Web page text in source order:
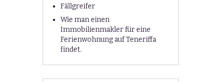
Fällgreifer
Wie man einen
Immobilienmakler für eine
Ferienwohnung auf Teneriffa
findet.